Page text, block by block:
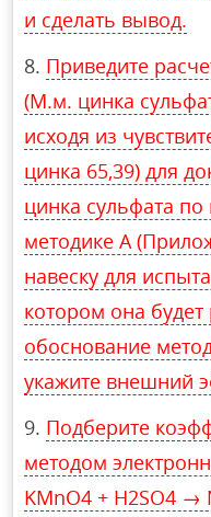
и сделать вывод.
Приведите
(М.м. цинка
исходя из
цинка 65,39) для
цинка сульфата
методике А
навеску для
котором она
обоснование
укажите внешний
Подберите
методом
KMnO4 + H2SO4 →